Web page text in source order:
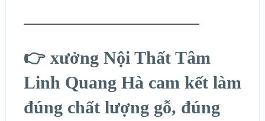
👉 xưởng Nội Thất Tâm
Linh Quang Hà cam kết làm
đúng chất lượng gỗ, đúng